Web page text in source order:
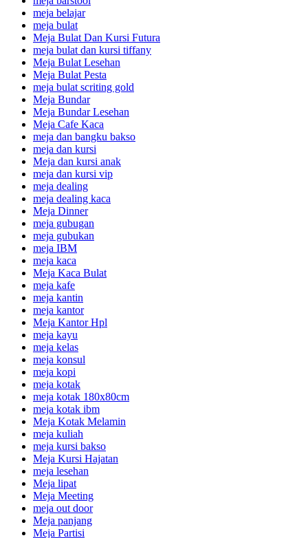
meja belajar
meja bulat
Meja Bulat Dan Kursi Futura
meja bulat dan kursi tiffany
Meja Bulat Lesehan
Meja Bulat Pesta
meja bulat scriting gold
Meja Bundar
Meja Bundar Lesehan
Meja Cafe Kaca
meja dan bangku bakso
meja dan kursi
Meja dan kursi anak
meja dan kursi vip
meja dealing
meja dealing kaca
Meja Dinner
meja gubugan
meja gubukan
meja IBM
meja kaca
Meja Kaca Bulat
meja kafe
meja kantin
meja kantor
Meja Kantor Hpl
meja kayu
meja kelas
meja konsul
meja kopi
meja kotak
meja kotak 180x80cm
meja kotak ibm
Meja Kotak Melamin
meja kuliah
meja kursi bakso
Meja Kursi Hajatan
meja lesehan
Meja lipat
Meja Meeting
meja out door
Meja panjang
Meja Partisi